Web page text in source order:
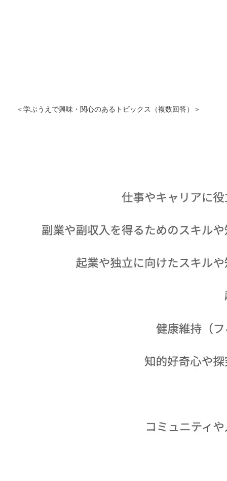
＜学ぶうえで興味・関心のあるトピックス（複数回答）＞